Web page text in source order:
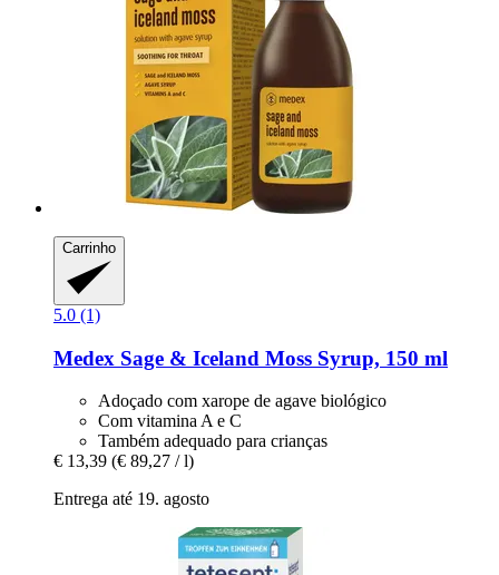
Carrinho
5.0 (1)
Medex Sage & Iceland Moss Syrup, 150 ml
Adoçado com xarope de agave biológico
Com vitamina A e C
Também adequado para crianças
€ 13,39 (€ 89,27 / l)
Entrega até 19. agosto